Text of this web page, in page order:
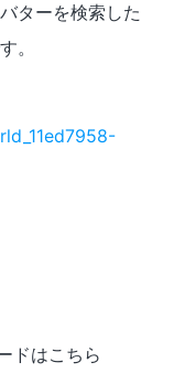
ターを検索した
。
ドはこちら